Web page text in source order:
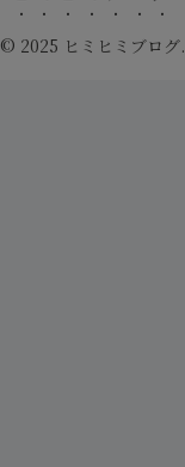
© 2025 ヒミヒミブログ.